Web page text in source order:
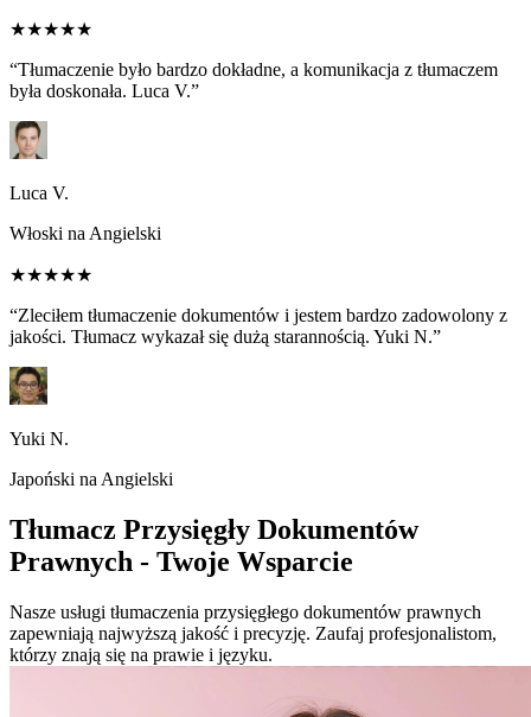
★★★★★
“Tłumaczenie było bardzo dokładne, a komunikacja z tłumaczem
była doskonała. Luca V.”
Luca V.
Włoski na Angielski
★★★★★
“Zleciłem tłumaczenie dokumentów i jestem bardzo zadowolony z
jakości. Tłumacz wykazał się dużą starannością. Yuki N.”
Yuki N.
Japoński na Angielski
Tłumacz Przysięgły Dokumentów
Prawnych - Twoje Wsparcie
Nasze usługi tłumaczenia przysięgłego dokumentów prawnych
zapewniają najwyższą jakość i precyzję. Zaufaj profesjonalistom,
którzy znają się na prawie i języku.